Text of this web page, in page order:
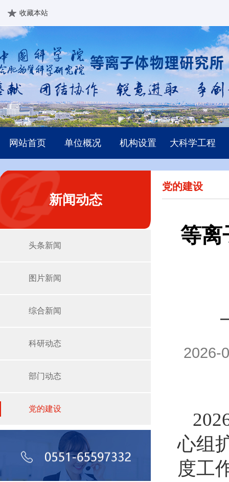
收藏本站
网站首页 单位概况 机构设置 大科学工程
新闻动态
头条新闻
图片新闻
综合新闻
科研动态
部门动态
党的建设
党的建设
等离
2026-
心组
度工